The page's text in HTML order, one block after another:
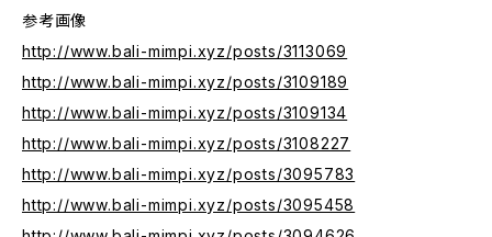
参考画像
http://www.bali-mimpi.xyz/posts/3113069
http://www.bali-mimpi.xyz/posts/3109189
http://www.bali-mimpi.xyz/posts/3109134
http://www.bali-mimpi.xyz/posts/3108227
http://www.bali-mimpi.xyz/posts/3095783
http://www.bali-mimpi.xyz/posts/3095458